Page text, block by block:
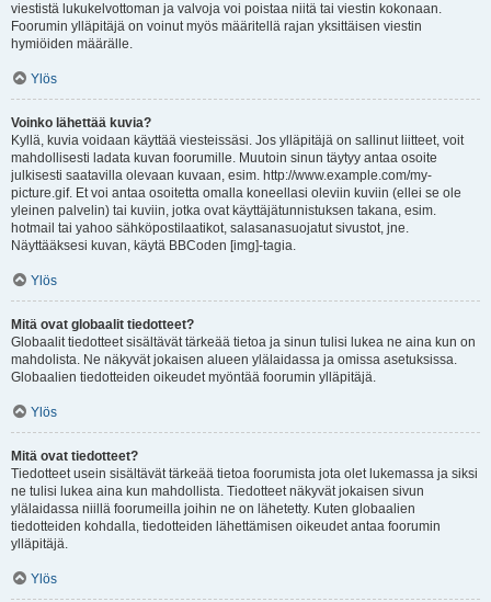
viestistä lukukelvottoman ja valvoja voi poistaa niitä tai viestin kokonaan.
Foorumin ylläpitäjä on voinut myös määritellä rajan yksittäisen viestin
hymiöiden määrälle.
Ylös
Voinko lähettää kuvia?
Kyllä, kuvia voidaan käyttää viesteissäsi. Jos ylläpitäjä on sallinut liitteet, voit
mahdollisesti ladata kuvan foorumille. Muutoin sinun täytyy antaa osoite
julkisesti saatavilla olevaan kuvaan, esim. http://www.example.com/my-
picture.gif. Et voi antaa osoitetta omalla koneellasi oleviin kuviin (ellei se ole
yleinen palvelin) tai kuviin, jotka ovat käyttäjätunnistuksen takana, esim.
hotmail tai yahoo sähköpostilaatikot, salasanasuojatut sivustot, jne.
Näyttääksesi kuvan, käytä BBCoden [img]-tagia.
Ylös
Mitä ovat globaalit tiedotteet?
Globaalit tiedotteet sisältävät tärkeää tietoa ja sinun tulisi lukea ne aina kun on
mahdolista. Ne näkyvät jokaisen alueen ylälaidassa ja omissa asetuksissa.
Globaalien tiedotteiden oikeudet myöntää foorumin ylläpitäjä.
Ylös
Mitä ovat tiedotteet?
Tiedotteet usein sisältävät tärkeää tietoa foorumista jota olet lukemassa ja siksi
ne tulisi lukea aina kun mahdollista. Tiedotteet näkyvät jokaisen sivun
ylälaidassa niillä foorumeilla joihin ne on lähetetty. Kuten globaalien
tiedotteiden kohdalla, tiedotteiden lähettämisen oikeudet antaa foorumin
ylläpitäjä.
Ylös